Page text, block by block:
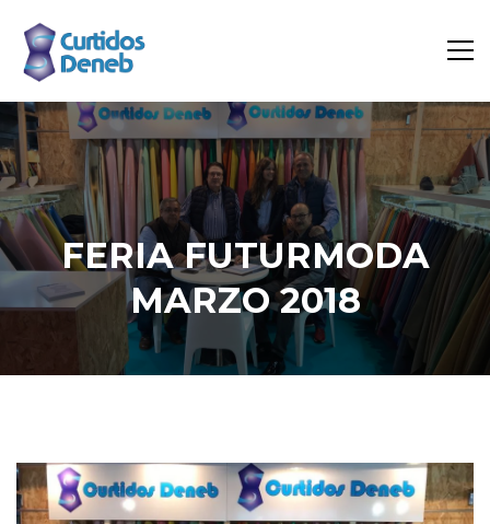
FERIA FUTURMODA
MARZO 2018